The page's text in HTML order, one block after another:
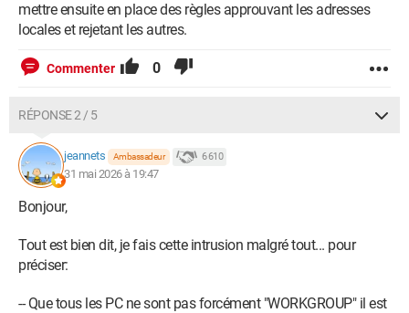
mettre ensuite en place des règles approuvant les adresses
locales et rejetant les autres.
Commenter 0
RÉPONSE 2 / 5
jeannets Ambassadeur 6 610
31 mai 2026 à 19:47
Bonjour,
Tout est bien dit, je fais cette intrusion malgré tout... pour
préciser:
-- Que tous les PC ne sont pas forcément "WORKGROUP" il est